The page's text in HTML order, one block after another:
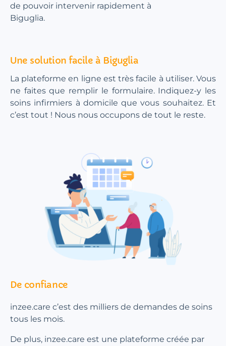
de pouvoir intervenir rapidement à
Biguglia.
Une solution facile à Biguglia
La plateforme en ligne est très facile à utiliser. Vous
ne faites que remplir le formulaire. Indiquez-y les
soins infirmiers à domicile que vous souhaitez. Et
c’est tout ! Nous nous occupons de tout le reste.
De confiance
inzee.care c’est des milliers de demandes de soins
tous les mois.
De plus, inzee.care est une plateforme créée par